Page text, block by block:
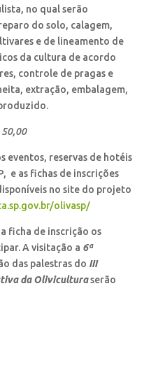
no qual serão
do solo, calagem,
e de lineamento de
da cultura de acordo
controle de pragas e
extração, embalagem,
50,00
eventos, reservas de hotéis
e as fichas de inscrições
no site do projeto
olivasp/
ficha de inscrição os
A visitação a 6ª
das palestras do III
da Oliviculturaserão